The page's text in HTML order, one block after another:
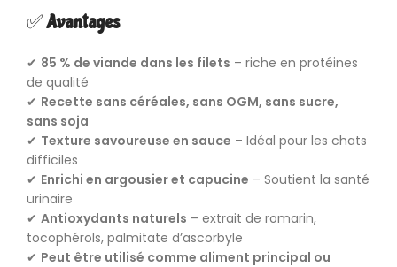
✅Avantages
✔ 85 % de viande dans les filets – riche en protéines
de qualité
✔ Recette sans céréales, sans OGM, sans sucre,
sans soja
✔ Texture savoureuse en sauce – Idéal pour les chats
difficiles
✔ Enrichi en argousier et capucine – Soutient la santé
urinaire
✔ Antioxydants naturels – extrait de romarin,
tocophérols, palmitate d’ascorbyle
✔ Peut être utilisé comme aliment principal ou